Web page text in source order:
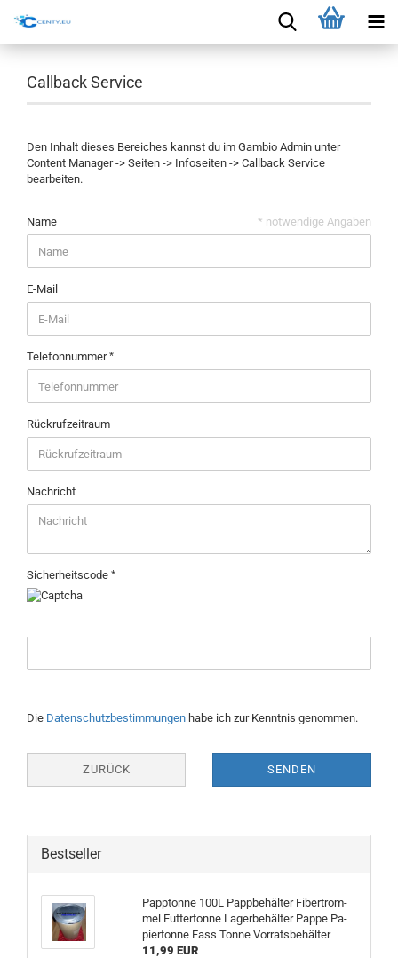
Callback Service
Den Inhalt dieses Bereiches kannst du im Gambio Admin unter
Content Manager -> Seiten -> Infoseiten -> Callback Service
bearbeiten.
* notwendige Angaben
Name
E-Mail
Telefonnummer
Rückrufzeitraum
Nachricht
Sicherheitscode
Die Datenschutzbestimmungen habe ich zur Kenntnis genommen.
ZURÜCK SENDEN
Bestseller
Papp­ton­ne 100L Papp­be­häl­ter Fi­ber­trom­
mel Fut­ter­ton­ne La­ger­be­häl­ter Pappe Pa­
pier­ton­ne Fass Tonne Vor­rats­be­häl­ter
11,99 EUR